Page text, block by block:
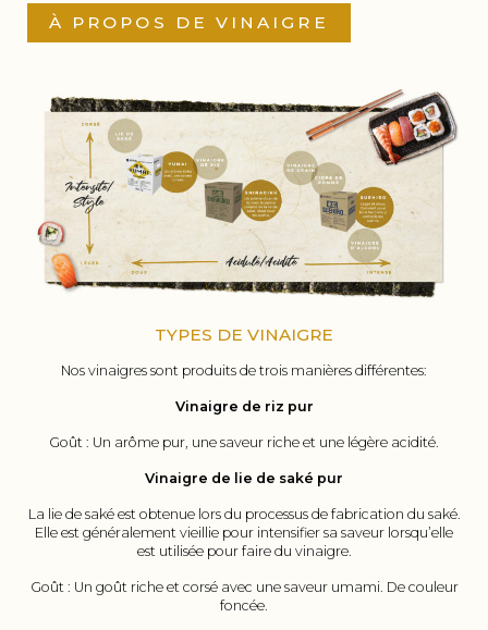
À PROPOS DE VINAIGRE
TYPES DE VINAIGRE
Nos vinaigres sont produits de trois manières différentes:
Vinaigre de riz pur
Goût : Un arôme pur, une saveur riche et une légère acidité.
Vinaigre de lie de saké pur
La lie de saké est obtenue lors du processus de fabrication du saké.
Elle est généralement vieillie pour intensifier sa saveur lorsqu’elle
est utilisée pour faire du vinaigre.
Goût : Un goût riche et corsé avec une saveur umami. De couleur
foncée.